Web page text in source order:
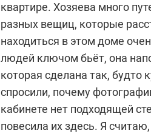
квартире. Хозяева много
разных вещиц, которые
находиться в этом доме
людей ключом бьёт, она
которая сделана так, будто
спросили, почему
кабинете нет подходящей
повесила их здесь. Я